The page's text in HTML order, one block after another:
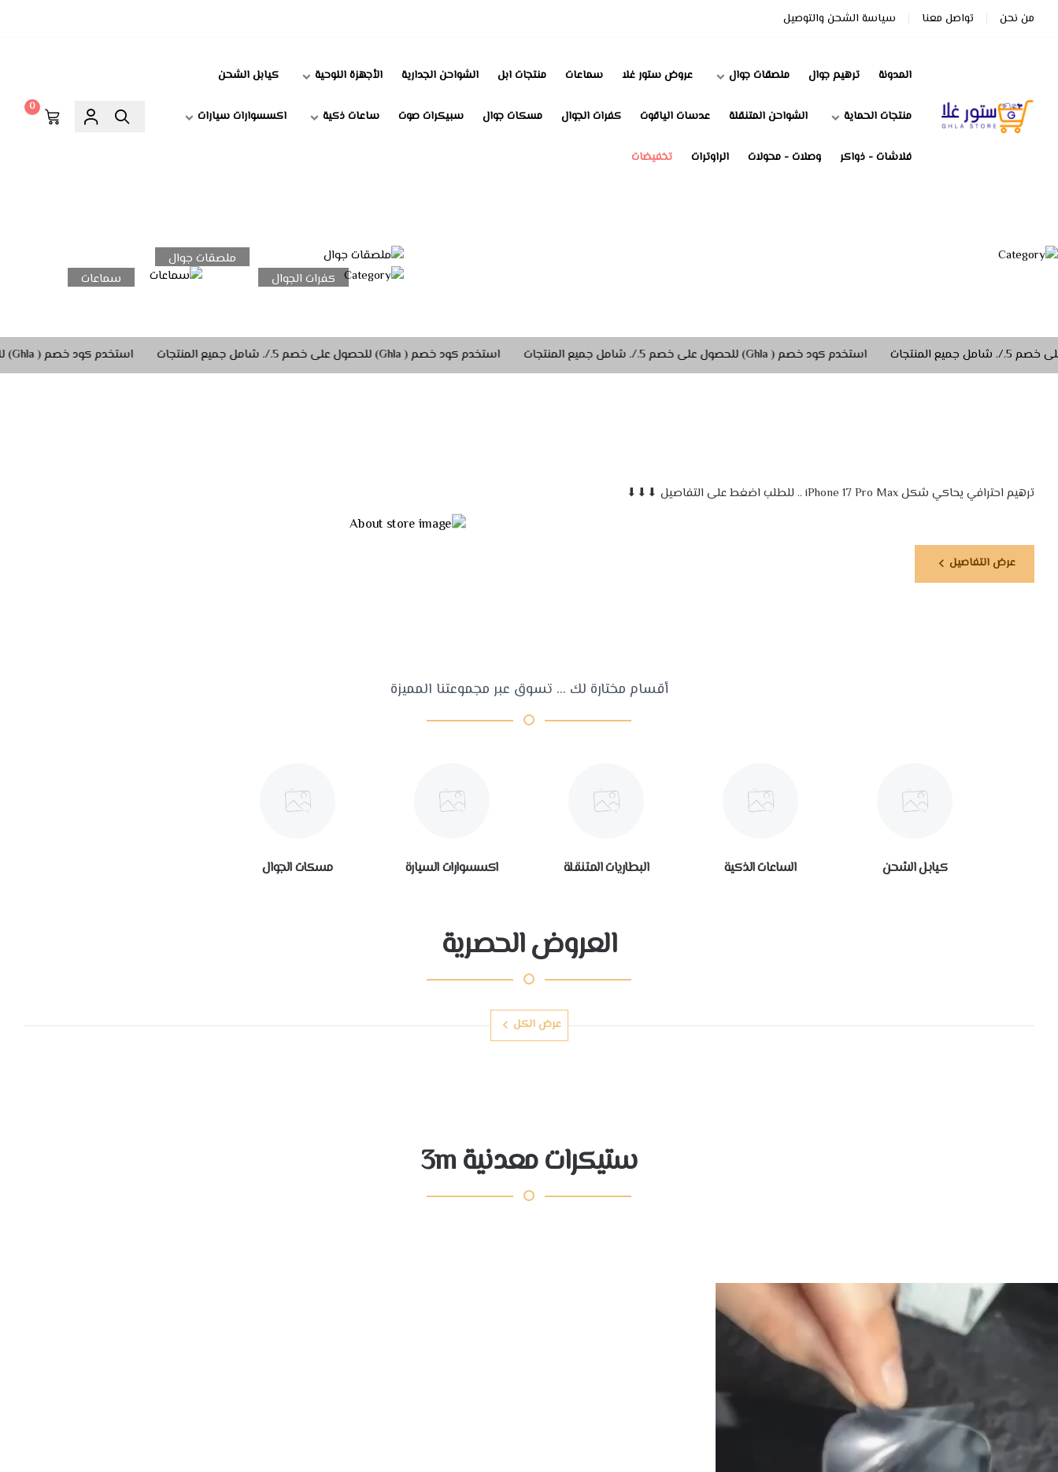
من نحن تواصل معنا سياسة الشحن والتوصيل
ستور غلا
المدونة ترهيم جوال ملصقات جوال عروض ستور غلا سماعات منتجات ابل الشواحن الجدارية الأجهزة اللوحية كيابل الشحن
منتجات الحماية الشواحن المتنقلة عدسات الياقوت كفرات الجوال مسكات جوال سبيكرات صوت ساعات ذكية اكسسوارات سيارات
فلاشات - ذواكر وصلات - محولات الراوترات تخفيضات
0
ملصقات جوال
كفرات الجوال
سماعات
استخدم كود خصم ( Ghla) للحصول على خصم 5./. شامل جميع المنتجات استخدم كود خصم ( Ghla) للحصول على خصم 5./. شامل جميع المنتجات استخدم كود خصم ( Ghla) للحصول على خصم 5./. شامل جميع المنتجات
ترهيم احترافي يحاكي شكل iPhone 17 Pro Max .. للطلب اضغط على التفاصيل ⬇⬇⬇
عرض التفاصيل
أقسام مختارة لك ... تسوق عبر مجموعتنا المميزة
كيابل الشحن الساعات الذكية البطاريات المتنقلة اكسسوارات السيارة مسكات الجوال
العروض الحصرية
عرض الكل
ستيكرات معدنية 3m